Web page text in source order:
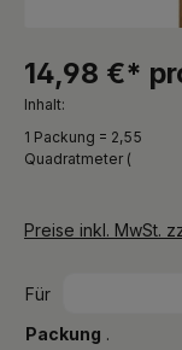
14,98 €*
Inhalt:
1 Packung = 2,55
Quadratmeter (
Preise inkl. MwSt.
Für
Packung .